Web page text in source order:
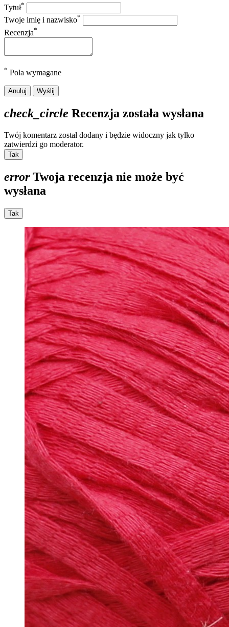
Tytuł*
Twoje imię i nazwisko*
Recenzja*
* Pola wymagane
Anuluj Wyślij
check_circle Recenzja została wysłana
Twój komentarz został dodany i będzie widoczny jak tylko
zatwierdzi go moderator.
Tak
errorTwoja recenzja nie może być
wysłana
Tak